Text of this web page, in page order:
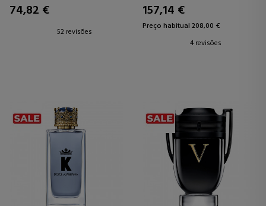
74,82 €
52 revisões
157,14 €
Preço habitual 208,00 €
4 revisões